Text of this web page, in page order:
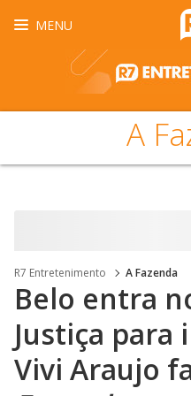
MENU
A
R7 Entretenimento A Fazenda
Belo entra
Justiça para
Vivi Araujo